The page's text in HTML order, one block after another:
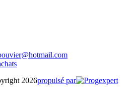
2026propulsé par